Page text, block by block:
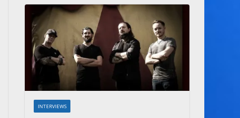
INTERVIEWS